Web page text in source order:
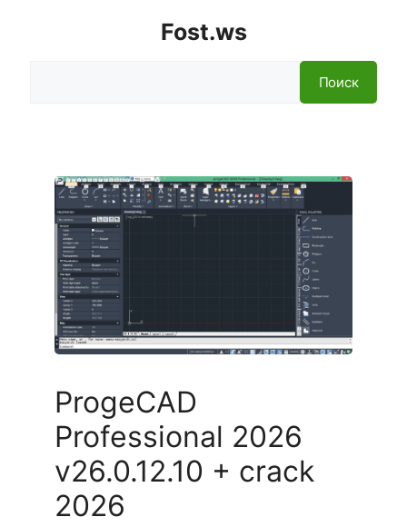
Fost.ws
Поиск
ProgeCAD
Professional 2026
v26.0.12.10 + crack
2026